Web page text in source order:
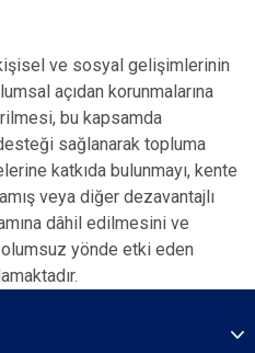
ve sosyal gelişimlerinin
açıdan korunmalarına
bu kapsamda
sağlanarak topluma
katkıda bulunmayı, kente
veya diğer dezavantajlı
dâhil edilmesini ve
yönde etki eden